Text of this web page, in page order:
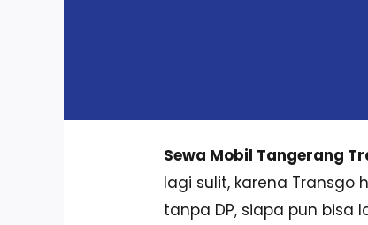
Sewa Mobil Tangerang
lagi sulit, karena
tanpa DP, siapa pun